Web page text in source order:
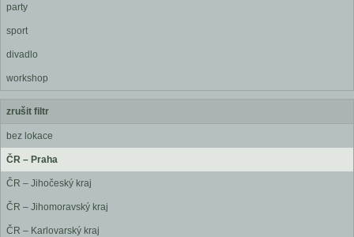
party
sport
divadlo
workshop
zrušit filtr
bez lokace
ČR – Praha
ČR – Jihočeský kraj
ČR – Jihomoravský kraj
ČR – Karlovarský kraj